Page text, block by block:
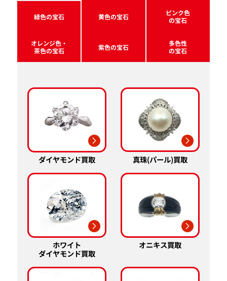
緑色の宝石 黄色の宝石
ピンク色
の宝石
オレンジ色・
茶色の宝石
紫色の宝石
多色性
の宝石
ダイヤモンド買取 真珠(パール)買取
ホワイト
ダイヤモンド買取
オニキス買取